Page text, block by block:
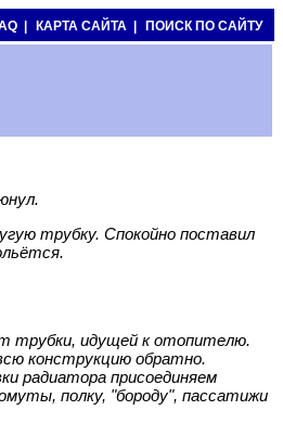
| КАРТА САЙТА | ПОИСК ПО САЙТУ
трубку. Спокойно поставил
трубки, идущей к отопителю.
конструкцию обратно.
радиатора присоединяем
полку, "бороду", пассатижи